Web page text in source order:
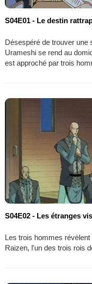
S04E01 - Le destin
Désespéré de trouver une
Urameshi se rend au
est approché par trois
S04E02 - Les étranges
Les trois hommes
Raizen, l'un des trois rois